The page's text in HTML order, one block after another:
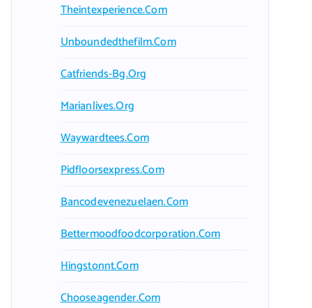
Theintexperience.com
Unboundedthefilm.com
Catfriends-Bg.org
Marianlives.org
Waywardtees.com
Pidfloorsexpress.com
Bancodevenezuelaen.com
Bettermoodfoodcorporation.com
Hingstonnt.com
Chooseagender.com